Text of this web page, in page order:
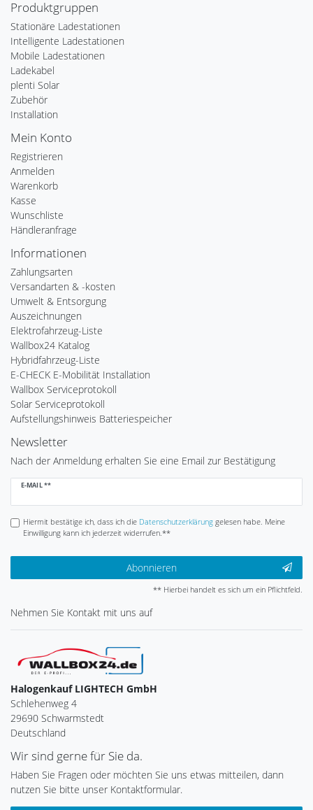
Produktgruppen
Stationäre Ladestationen
Intelligente Ladestationen
Mobile Ladestationen
Ladekabel
plenti Solar
Zubehör
Installation
Mein Konto
Registrieren
Anmelden
Warenkorb
Kasse
Wunschliste
Händleranfrage
Informationen
Zahlungsarten
Versandarten & -kosten
Umwelt & Entsorgung
Auszeichnungen
Elektrofahrzeug-Liste
Wallbox24 Katalog
Hybridfahrzeug-Liste
E-CHECK E-Mobilität Installation
Wallbox Serviceprotokoll
Solar Serviceprotokoll
Aufstellungshinweis Batteriespeicher
Newsletter
Nach der Anmeldung erhalten Sie eine Email zur Bestätigung
E-MAIL **
Newsletter
Hiermit bestätige ich, dass ich die Daten­schutz­erklärunggelesen habe. Meine
Einwilligung kann ich jederzeit widerrufen.**
Abonnieren
** Hierbei handelt es sich um ein Pflichtfeld.
Nehmen Sie Kontakt mit uns auf
Halogenkauf LIGHTECH GmbH
Schlehenweg 4
29690 Schwarmstedt
Deutschland
Wir sind gerne für Sie da.
Haben Sie Fragen oder möchten Sie uns etwas mitteilen, dann
nutzen Sie bitte unser Kontaktformular.